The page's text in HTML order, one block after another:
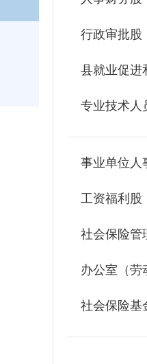
行政审批股
县就业促进
专业技术人
事业单位人
工资福利股
社会保险管
办公室（劳
社会保险基